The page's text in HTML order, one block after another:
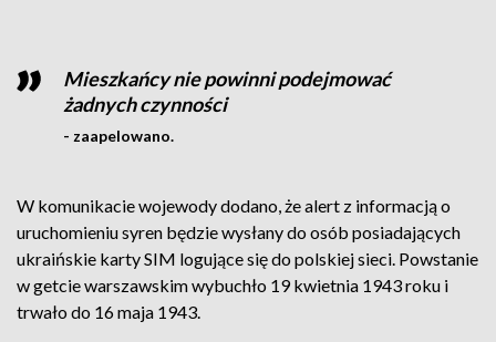
Mieszkańcy nie powinni podejmować
żadnych czynności
- zaapelowano.
W komunikacie wojewody dodano, że alert z informacją o
uruchomieniu syren będzie wysłany do osób posiadających
ukraińskie karty SIM logujące się do polskiej sieci. Powstanie
w getcie warszawskim wybuchło 19 kwietnia 1943 roku i
trwało do 16 maja 1943.